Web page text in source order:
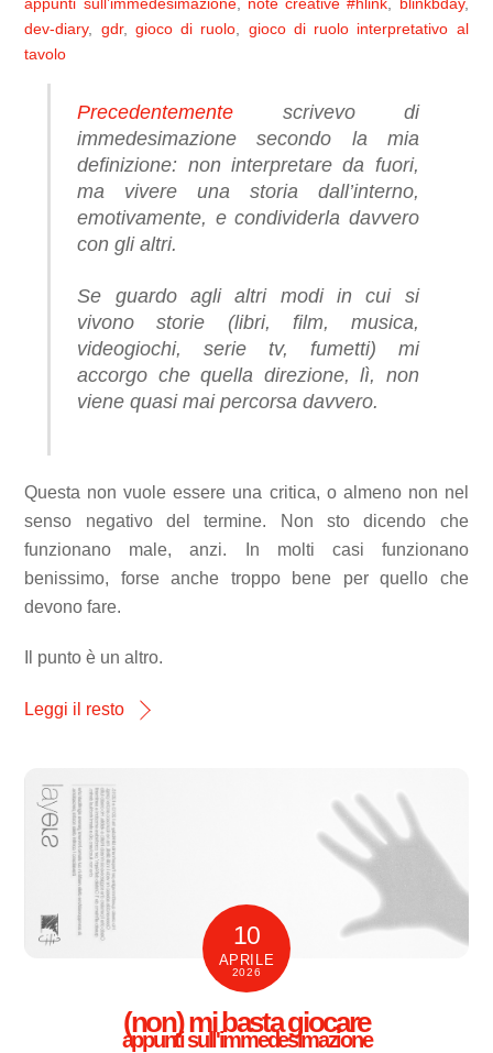
appunti sull’immedesimazione, note creative #hlink, blinkbday,
dev-diary, gdr, gioco di ruolo, gioco di ruolo interpretativo al
tavolo
Precedentemente scrivevo di
immedesimazione secondo la mia
definizione: non interpretare da fuori,
ma vivere una storia dall’interno,
emotivamente, e condividerla davvero
con gli altri.
Se guardo agli altri modi in cui si
vivono storie (libri, film, musica,
videogiochi, serie tv, fumetti) mi
accorgo che quella direzione, lì, non
viene quasi mai percorsa davvero.
Questa non vuole essere una critica, o almeno non nel
senso negativo del termine. Non sto dicendo che
funzionano male, anzi. In molti casi funzionano
benissimo, forse anche troppo bene per quello che
devono fare.
Il punto è un altro.
Leggi il resto
10
APRILE
2026
(non) mi basta giocare
appunti sull'immedesimazione